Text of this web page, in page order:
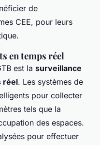
de
CEE, pour leurs
en temps réel
est la surveillance
réel. Les systèmes de
pour collecter
tels que la
des espaces.
pour effectuer